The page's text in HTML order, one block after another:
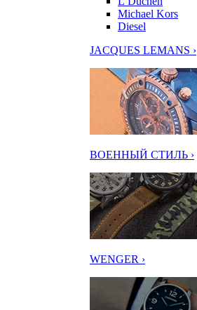
Michael Kors
Diesel
JACQUES LEMANS ›
ВОЕННЫЙ СТИЛЬ ›
WENGER ›